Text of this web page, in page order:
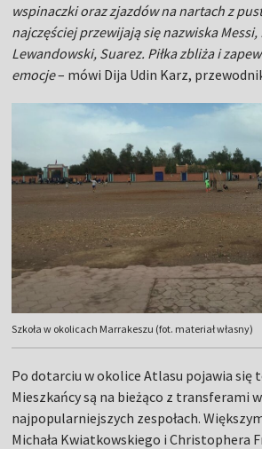
wspinaczki oraz zjazdów na nartach z
najczęściej przewijają się nazwiska
Lewandowski, Suarez. Piłka zbliża i
emocje– mówi Dija Udin Karz,
Szkoła w okolicach Marrakeszu (fot. materiał własny)
Po dotarciu w okolice Atlasu pojawia się
Mieszkańcy są na bieżąco z transferami w
najpopularniejszych zespołach.
Michała Kwiatkowskiego i Christophera